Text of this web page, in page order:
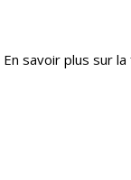
En savoir plus sur